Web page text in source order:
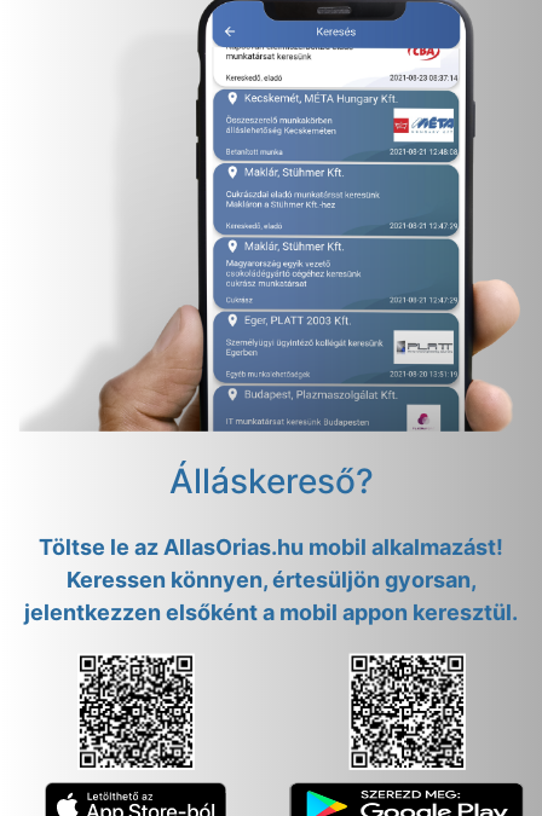
Álláskereső?
Töltse le az AllasOrias.hu mobil alkalmazást!
Keressen könnyen, értesüljön gyorsan,
jelentkezzen elsőként a mobil appon keresztül.